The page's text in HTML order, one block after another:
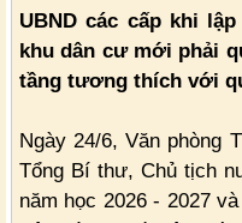
UBND các cấp khi
khu dân cư mới phải
tầng tương thích với
Ngày 24/6, Văn phòng
Tổng Bí thư, Chủ tịch
năm học 2026 - 2027